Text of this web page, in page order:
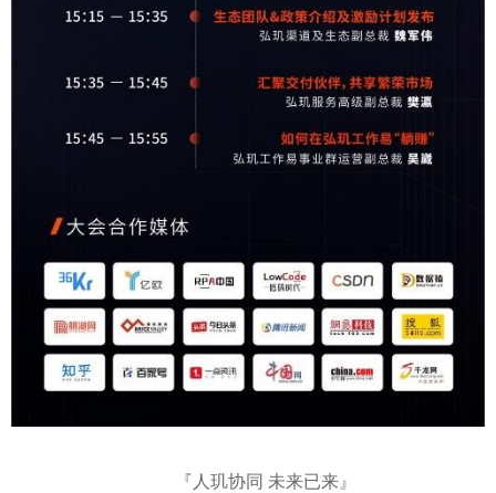
『人玑协同 未来已来』